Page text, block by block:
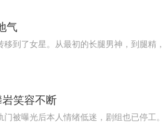
气
到了女星。从最初的长腿男神，到腿精
岩笑容不断
被曝光后本人情绪低迷，剧组也已停工